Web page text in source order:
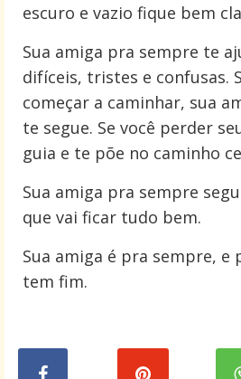
escuro e vazio fique bem
Sua amiga pra sempre te
difíceis, tristes e confusas.
começar a caminhar, sua
te segue. Se você perder
guia e te põe no caminho
Sua amiga pra sempre
que vai ficar tudo bem.
Sua amiga é pra sempre, e
tem fim.